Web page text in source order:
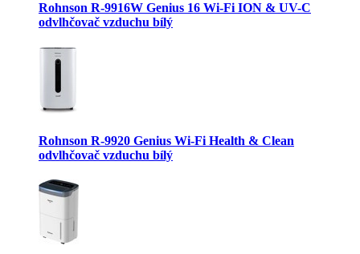
Rohnson R-9916W Genius 16 Wi-Fi ION & UV-C
odvlhčovač vzduchu bílý
Rohnson R-9920 Genius Wi-Fi Health & Clean
odvlhčovač vzduchu bílý